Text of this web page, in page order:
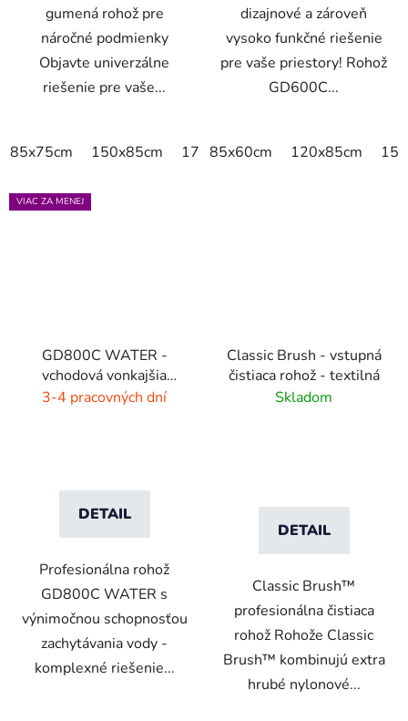
gumená rohož pre
náročné podmienky
Objavte univerzálne
riešenie pre vaše...
85x75cm 150x85cm 175x115cm 300x85cm
dizajnové a zároveň
vysoko funkčné riešenie
pre vaše priestory! Rohož
GD600C...
85x60cm 120x85cm
VIAC ZA MENEJ
GD800C WATER -
vchodová vonkajšia
rohož - hnedá - čierna
3-4 pracovných dní
DETAIL
Profesionálna rohož
GD800C WATER s
výnimočnou schopnosťou
zachytávania vody -
komplexné riešenie...
Classic Brush - vstupná
čistiaca rohož - textilná
Skladom
DETAIL
Classic Brush™
profesionálna čistiaca
rohož Rohože Classic
Brush™ kombinujú extra
hrubé nylonové...